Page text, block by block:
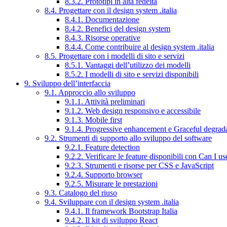
8.4. Progettare con il design system .italia
8.4.1. Documentazione
8.4.2. Benefici del design system
8.4.3. Risorse operative
8.4.4. Come contribuire al design system .italia
8.5. Progettare con i modelli di sito e servizi
8.5.1. Vantaggi dell’utilizzo dei modelli
8.5.2. I modelli di sito e servizi disponibili
9. Sviluppo dell’interfaccia
9.1. Approccio allo sviluppo
9.1.1. Attività preliminari
9.1.2. Web design responsivo e accessibile
9.1.3. Mobile first
9.1.4. Progressive enhancement e Graceful
9.2. Strumenti di supporto allo sviluppo del software
9.2.1. Feature detection
9.2.2. Verificare le feature disponibili con Can I
9.2.3. Strumenti e risorse per CSS e JavaScript
9.2.4. Supporto browser
9.2.5. Misurare le prestazioni
9.3. Catalogo del riuso
9.4. Sviluppare con il design system .italia
9.4.1. Il framework Bootstrap Italia
9.4.2. Il kit di sviluppo React